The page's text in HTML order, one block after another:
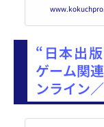
“日本出
ゲーム関
ンライン